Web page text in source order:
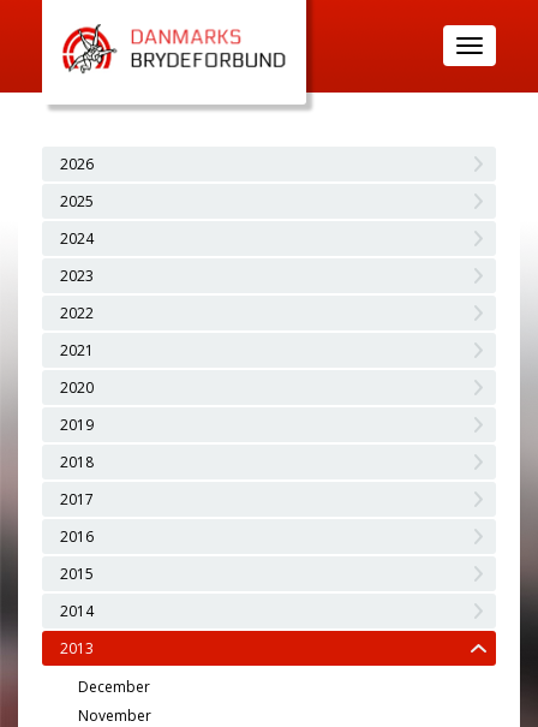
Toggle
navigation
2026
2025
2024
2023
2022
2021
2020
2019
2018
2017
2016
2015
2014
2013
December
November